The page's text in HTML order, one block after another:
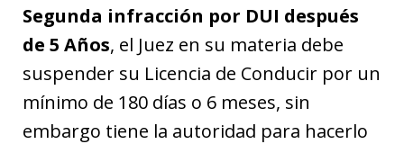
Segunda infracción por DUI después
de 5 Años, el Juez en su materia debe
suspender su Licencia de Conducir por un
mínimo de 180 días o 6 meses, sin
embargo tiene la autoridad para hacerlo